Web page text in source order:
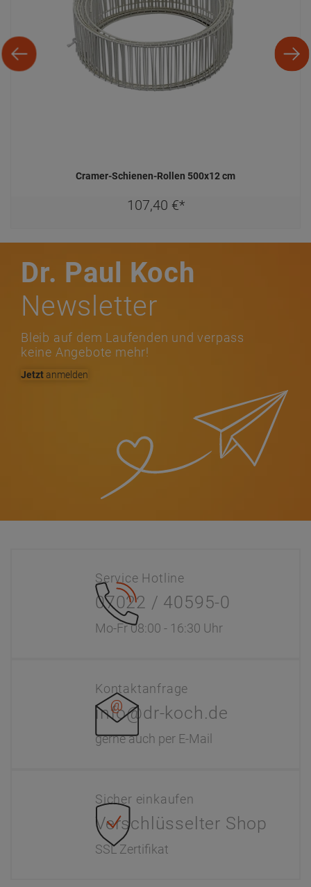
Cramer-Schienen-Rollen 500x12 cm
107,40 €*
Dr. Paul Koch
Newsletter
Bleib auf dem Laufenden und verpass
keine Angebote mehr!
Jetztanmelden
Service Hotline
07022 / 40595-0
Mo-Fr 08:00 - 16:30 Uhr
Kontaktanfrage
info@dr-koch.de
gerne auch per E-Mail
Sicher einkaufen
Verschlüsselter Shop
SSL Zertifikat